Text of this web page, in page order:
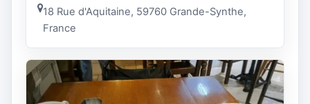
18 Rue d'Aquitaine, 59760 Grande-Synthe,
France